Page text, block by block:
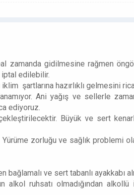
gidilmesine rağmen
edilebilir.
şartlarına hazırlıklı gelmesini
Ani yağış ve sellerle
ediyoruz.
Büyük ve sert
zorluğu ve sağlık problemi
ve sert tabanlı ayakkabı
ruhsatı olmadığından